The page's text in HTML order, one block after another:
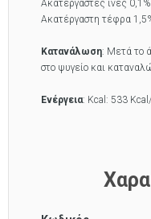
Ακατέργαστες ίνες
Ακατέργαστη τέφρα
Κατανάλωση: Μετά το
στο ψυγείο και
Ενέργεια: Kcal: 533